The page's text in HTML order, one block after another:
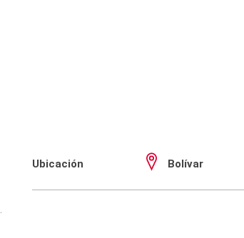
Ubicación Bolívar